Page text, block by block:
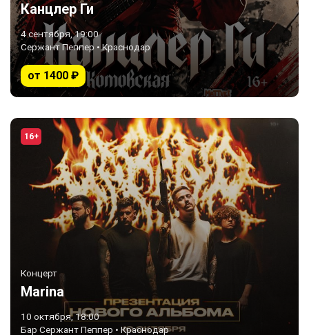
Канцлер Ги
4 сентября, 19:00
Сержант Пеппер • Краснодар
от 1400 ₽
16+
Концерт
Marina
10 октября, 18:00
Бар Сержант Пеппер • Краснодар